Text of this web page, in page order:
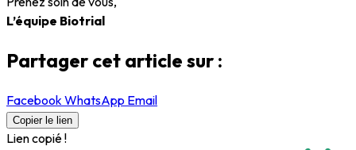
L’équipe Biotrial
Partager cet article sur :
Facebook WhatsApp Email
Copier le lien
Lien copié !